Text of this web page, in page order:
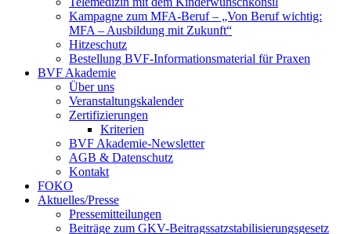
Kampagne zum MFA-Beruf – „Von Beruf wichtig:
MFA – Ausbildung mit Zukunft“
Hitzeschutz
Bestellung BVF-Informationsmaterial für Praxen
BVF Akademie
Über uns
Veranstaltungskalender
Zertifizierungen
Kriterien
BVF Akademie-Newsletter
AGB & Datenschutz
Kontakt
FOKO
Aktuelles/Presse
Pressemitteilungen
Beiträge zum GKV-Beitragssatzstabilisierungsgesetz